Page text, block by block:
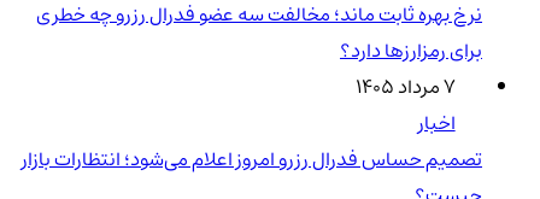
نرخ بهره ثابت ماند؛ مخالفت سه عضو فدرال رزرو چه خطری
برای رمزارزها دارد؟
۷ مرداد ۱۴۰۵
اخبار
تصمیم حساس فدرال رزرو امروز اعلام می‌شود؛ انتظارات بازار